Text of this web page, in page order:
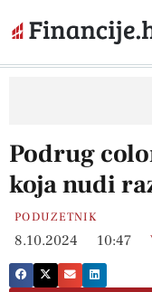
Podrug
koja nudi
PODUZETNIK
8.10.2024 10:47